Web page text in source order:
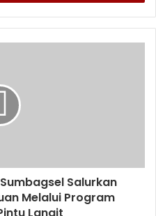
Salurkan
Melalui Program